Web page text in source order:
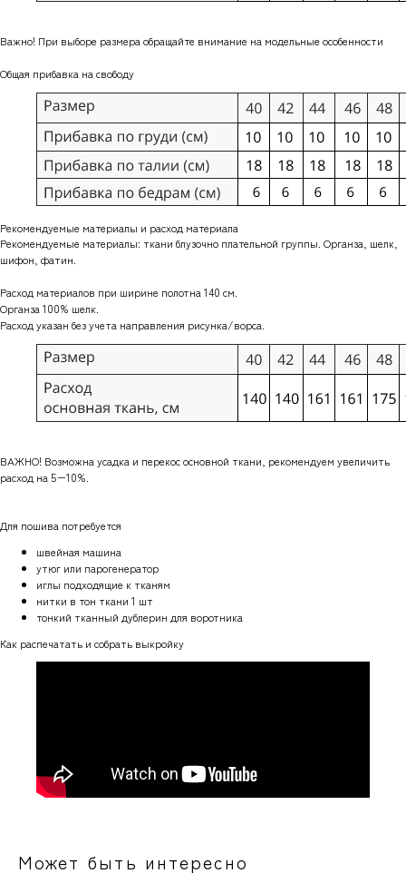
Важно! При выборе размера обращайте внимание на модельные особенности
Общая прибавка на свободу
Рекомендуемые материалы и расход материала
Рекомендуемые материалы: ткани блузочно плательной группы. Органза, шелк,
шифон, фатин.
Расход материалов при ширине полотна 140 см.
Органза 100% шелк.
Расход указан без учета направления рисунка/ворса.
ВАЖНО! Возможна усадка и перекос основной ткани, рекомендуем увеличить
расход на 5−10%.
Для пошива потребуется
швейная машина
утюг или парогенератор
иглы подходящие к тканям
нитки в тон ткани 1 шт
тонкий тканный дублерин для воротника
Как распечатать и собрать выкройку
Может быть интересно